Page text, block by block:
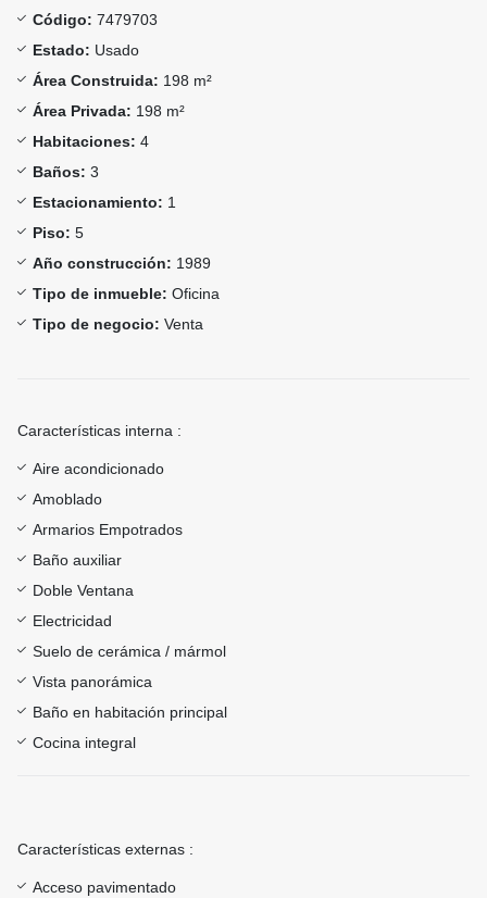
Código: 7479703
Estado: Usado
Área Construida: 198 m²
Área Privada: 198 m²
Habitaciones: 4
Baños: 3
Estacionamiento: 1
Piso: 5
Año construcción: 1989
Tipo de inmueble: Oficina
Tipo de negocio: Venta
Características interna :
Aire acondicionado
Amoblado
Armarios Empotrados
Baño auxiliar
Doble Ventana
Electricidad
Suelo de cerámica / mármol
Vista panorámica
Baño en habitación principal
Cocina integral
Características externas :
Acceso pavimentado